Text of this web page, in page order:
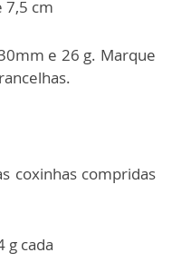
7,5 cm
e 26 g. Marque
coxinhas compridas
g cada